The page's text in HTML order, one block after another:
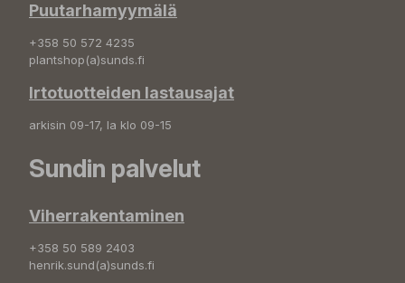
Puutarhamyymälä
+358 50 572 4235
plantshop(a)sunds.fi
Irtotuotteiden lastausajat
arkisin 09-17, la klo 09-15
Sundin palvelut
Viherrakentaminen
+358 50 589 2403
henrik.sund(a)sunds.fi